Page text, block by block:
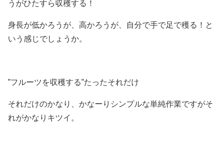
うがひたすら収穫する！
身長が低かろうが、高かろうが、自分で手で足で穫る！と
いう感じでしょうか。
”フルーツを収穫する”たったそれだけ
それだけのかなり、かなーりシンプルな単純作業ですがそ
れがかなりキツイ。